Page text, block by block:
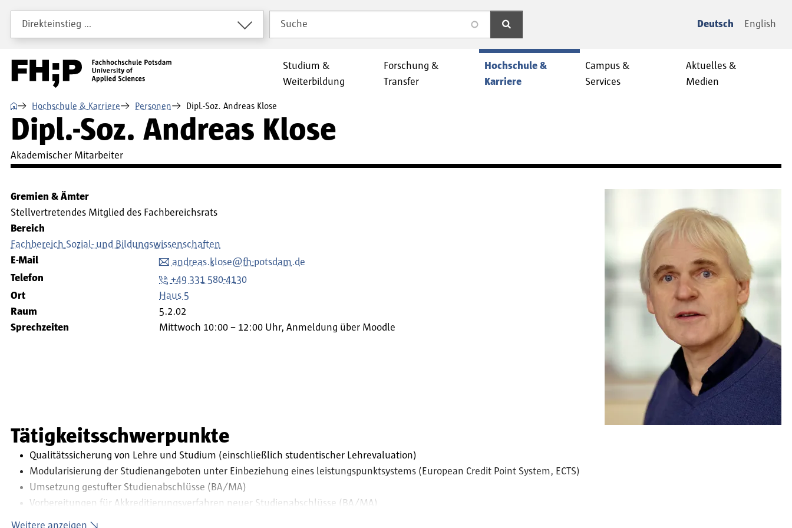
Direkt zum Inhalt
Direkt zur Hauptnavigation
Direkt zum Fußbereich
Direkteinstieg …
Suche
search Deutsch English
Studium &
Weiterbildung
Forschung &
Transfer
Hochschule &
Karriere
Campus &
Services
Aktuelles &
Medien
⌂ Hochschule & Karriere Personen Dipl.-Soz. Andreas Klose
Dipl.-Soz. Andreas Klose
Akademischer Mitarbeiter
Gremien & Ämter
Stellvertretendes Mitglied des Fachbereichsrats
Bereich
Fachbereich Sozial- und Bildungswissenschaften
E-Mail
andreas.klose@fh-potsdam.de
Telefon
+49 331 580-4130
Ort
Haus 5
Raum
5.2.02
Sprechzeiten
Mittwoch 10:00 – 12:00 Uhr, Anmeldung über Moodle
Tätigkeitsschwerpunkte
Qualitätssicherung von Lehre und Studium (einschließlich studentischer Lehrevaluation)
Modularisierung der Studienangeboten unter Einbeziehung eines leistungspunktsystems (European Credit Point System, ECTS)
Umsetzung gestufter Studienabschlüsse (BA/MA)
Vorbereitungen für Akkreditierungsverfahren neuer Studienabschlüsse (BA/MA)
eLearning im Studium Sozialer Arbeit
Weitere anzeigen